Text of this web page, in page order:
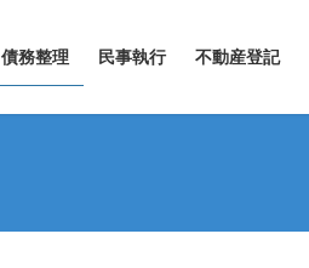
債務整理 民事執行 不動産登記